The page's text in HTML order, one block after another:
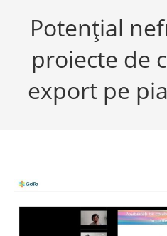
Potențial
proiecte de
export pe